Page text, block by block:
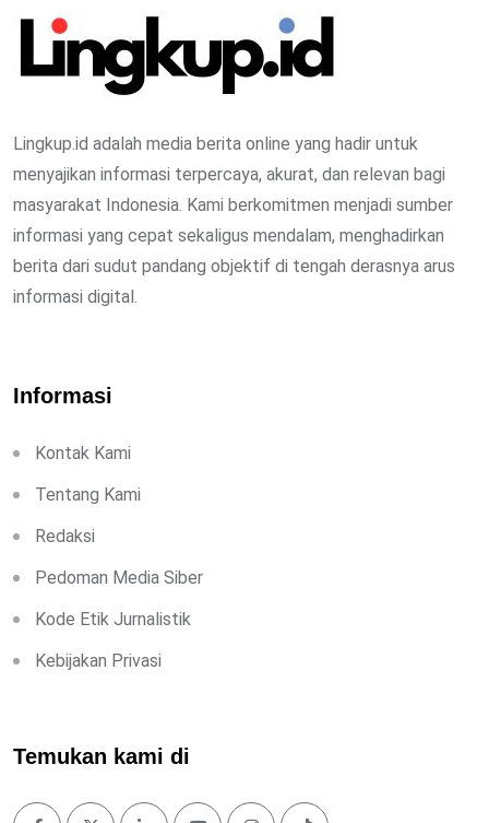
Lingkup.id adalah media berita online yang hadir untuk
menyajikan informasi terpercaya, akurat, dan relevan bagi
masyarakat Indonesia. Kami berkomitmen menjadi sumber
informasi yang cepat sekaligus mendalam, menghadirkan
berita dari sudut pandang objektif di tengah derasnya arus
informasi digital.
Informasi
Kontak Kami
Tentang Kami
Redaksi
Pedoman Media Siber
Kode Etik Jurnalistik
Kebijakan Privasi
Temukan kami di